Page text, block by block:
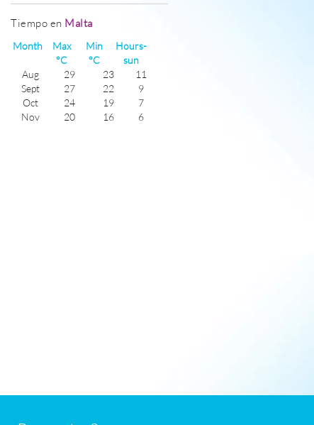
Tiempo en Malta
Month
Max
°C
Min
°C
Hours-
sun
Aug
29 23
11
Sept
27 22
9
Oct
24 19
7
Nov
20 16
6